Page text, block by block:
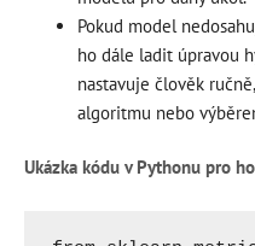
Pokud model
ho dále ladit úpravou
nastavuje člověk
algoritmu nebo
Ukázka kódu v Pythonu pro